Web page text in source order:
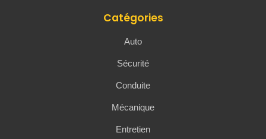
Catégories
Auto
Sécurité
Conduite
Mécanique
Entretien